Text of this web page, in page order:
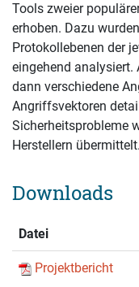
Tools zweier
erhoben. Dazu
Protokollebenen der
eingehend analysiert.
dann verschiedene
Angriffsvektoren
Sicherheitsprobleme
Herstellern übermittelt.
Downloads
Datei
Projektbericht